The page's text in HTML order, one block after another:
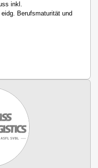
inkl.
Berufsmaturität und